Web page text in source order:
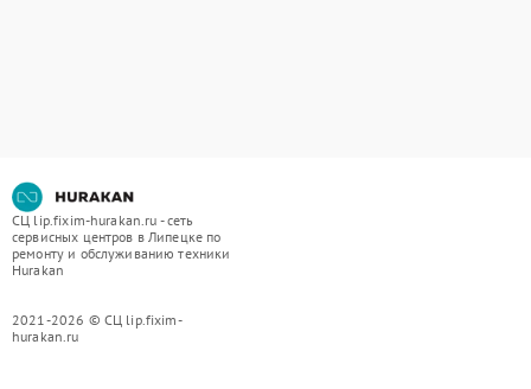
СЦ lip.fixim-hurakan.ru - сеть
сервисных центров в Липецке по
ремонту и обслуживанию техники
Hurakan
2021-2026 © СЦ lip.fixim-
hurakan.ru